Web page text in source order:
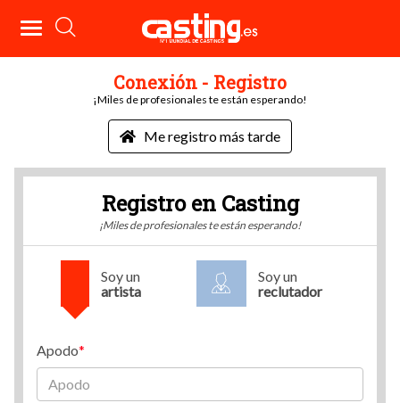
Conexión - Registro
¡Miles de profesionales te están esperando!
Me registro más tarde
Registro en Casting
¡Miles de profesionales te están esperando!
Soy un
artista
Soy un
reclutador
Apodo